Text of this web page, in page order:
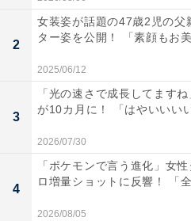
2
女装姿が話題の47歳2児の父
ター姿を公開！ 「素顔もお
2025/06/12
3
「光の速さで成長してます
が10カ月に！ 「はやいい
2026/07/30
4
「ポケモンで言う進化」女
ロ増量ショットに反響！ 「
2026/08/05